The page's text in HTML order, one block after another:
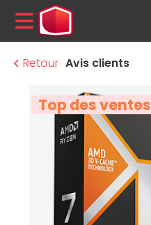
MENU
Retour Avis clients
Top des ventes